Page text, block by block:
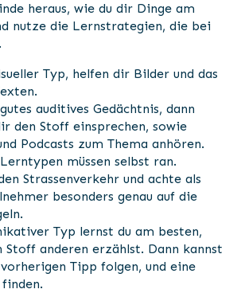
heraus, wie du dir Dinge am
nutze die Lernstrategien, die bei
Typ, helfen dir Bilder und das
auditives Gedächtnis, dann
den Stoff einsprechen, sowie
Podcasts zum Thema anhören.
müssen selbst ran.
Strassenverkehr und achte als
besonders genau auf die
Typ lernst du am besten,
Stoff anderen erzählst. Dann kannst
Tipp folgen, und eine